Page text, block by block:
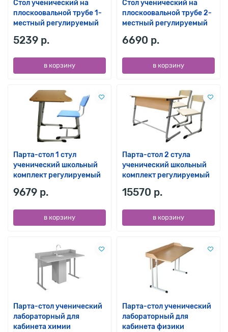
Стол ученический на
плоскоовальной трубе 1-
местный регулируемый
5239 р.
в корзину
Стол ученический на
плоскоовальной трубе 2-
местный регулируемый
6690 р.
в корзину
Парта-стол 1 стул
ученический школьный
комплект регулируемый
9679 р.
в корзину
Парта-стол 2 стула
ученический школьный
комплект регулируемый
15570 р.
в корзину
Парта-стол ученический
лабораторный для
кабинета химии
Парта-стол ученический
лабораторный для
кабинета физики